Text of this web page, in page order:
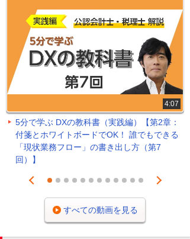
4:07
5分で学ぶ DXの教科書（実践編）【第2章：
付箋とホワイトボードでOK！ 誰でもできる
「現状業務フロー」の書き出し方（第7
回）】
Prev
1 2 3 4 5 6 7 8 9 101112
Next
すべての動画を見る